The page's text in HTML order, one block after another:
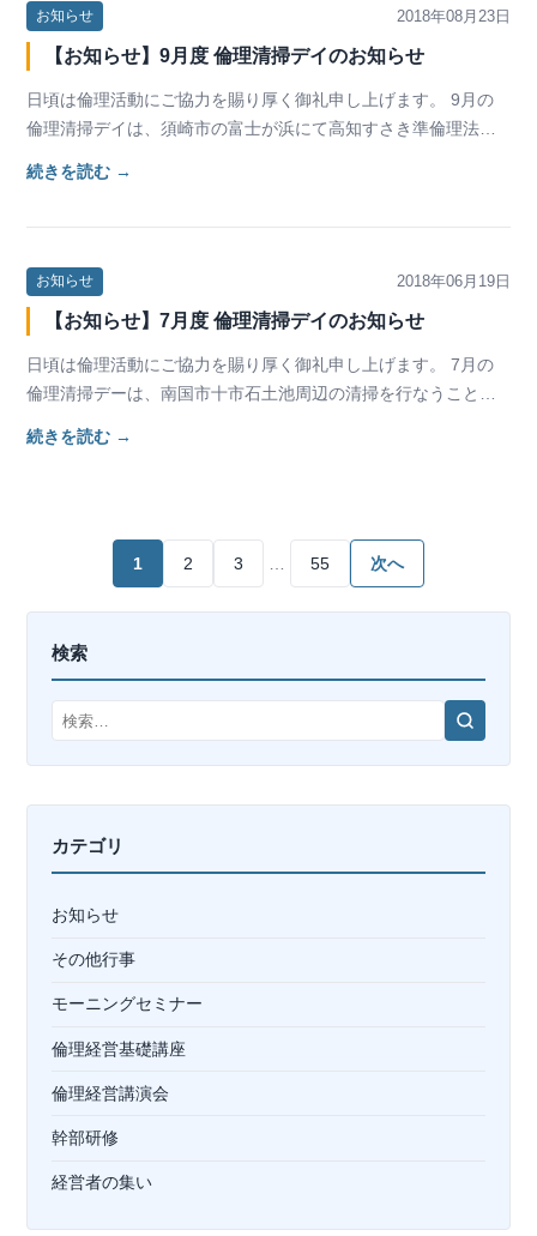
お知らせ 2018年08月23日
【お知らせ】9月度 倫理清掃デイのお知らせ
日頃は倫理活動にご協力を賜り厚く御礼申し上げます。 9月の
倫理清掃デイは、須崎市の富士が浜にて高知すさき準倫理法人
続きを読む →
お知らせ 2018年06月19日
【お知らせ】7月度 倫理清掃デイのお知らせ
日頃は倫理活動にご協力を賜り厚く御礼申し上げます。 7月の
倫理清掃デーは、南国市十市石土池周辺の清掃を行なうことに
続きを読む →
投
稿
ー
送
1 2 3 55 次へ
検索
検
カテゴリ
お知らせ
その他行事
モーニングセミナー
倫理経営基礎講座
倫理経営講演会
幹部研修
経営者の集い